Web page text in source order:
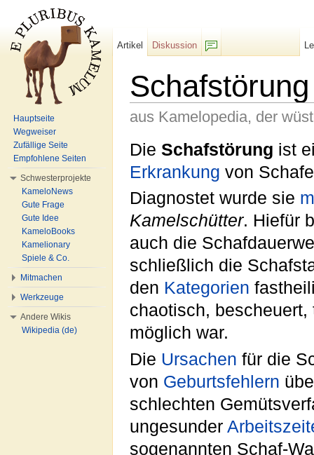
Schafstörung
aus Kamelopedia, der
Die Schafstörung ist
Erkrankung von
Diagnostet wurde sie
Kamelschütter. Hiefür
auch die
schließlich die
den Kategorien
chaotisch,
möglich war.
Die Ursachen für die
von Geburtsfehlern
schlechten
ungesunder
sogenannten Schaf-
Artikel
Diskussion
Hauptseite
Wegweiser
Zufällige Seite
Empfohlene Seiten
Schwesterprojekte
KameloNews
Gute Frage
Gute Idee
KameloBooks
Kamelionary
Spiele & Co.
Mitmachen
Werkzeuge
Andere Wikis
Wikipedia (de)